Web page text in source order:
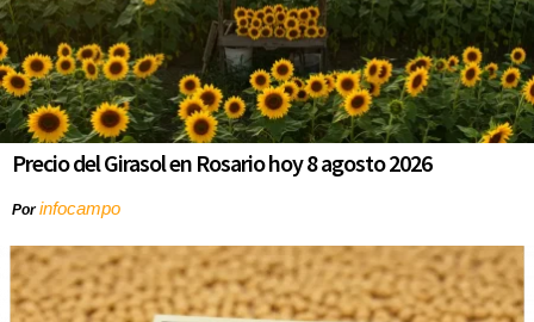
Precio del Girasol en Rosario hoy 8 agosto 2026
Porinfocampo